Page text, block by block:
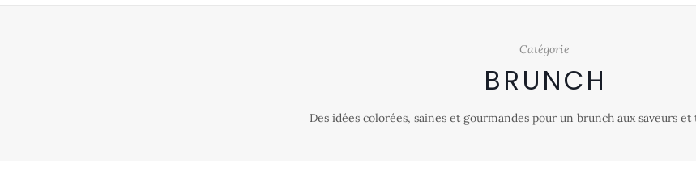
Catégorie
BRUNCH
Des idées colorées, saines et gourmandes pour un brunch aux saveurs et